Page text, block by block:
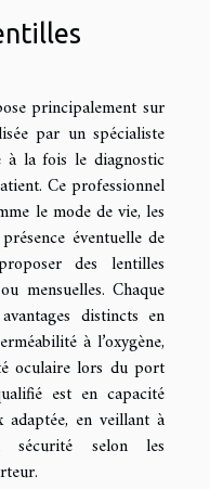
principalement sur
par un spécialiste
la fois le diagnostic
Ce professionnel
le mode de vie, les
éventuelle de
des lentilles
mensuelles. Chaque
distincts en
à l’oxygène,
oculaire lors du port
est en capacité
adaptée, en veillant à
selon les